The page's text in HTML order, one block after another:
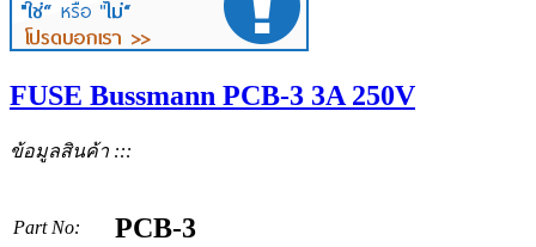
FUSE Bussmann PCB-3 3A 250V
ข้อมูลสินค้า :::
Part No: PCB-3